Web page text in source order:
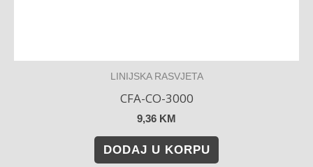
LINIJSKA RASVJETA
CFA-CO-3000
9,36 KM
DODAJ U KORPU